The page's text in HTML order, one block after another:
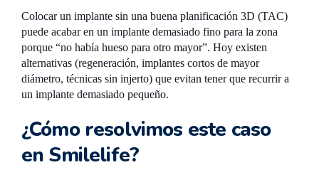
Colocar un implante sin una buena planificación 3D (TAC)
puede acabar en un implante demasiado fino para la zona
porque “no había hueso para otro mayor”. Hoy existen
alternativas (regeneración, implantes cortos de mayor
diámetro, técnicas sin injerto) que evitan tener que recurrir a
un implante demasiado pequeño.
¿Cómo resolvimos este caso
en Smilelife?